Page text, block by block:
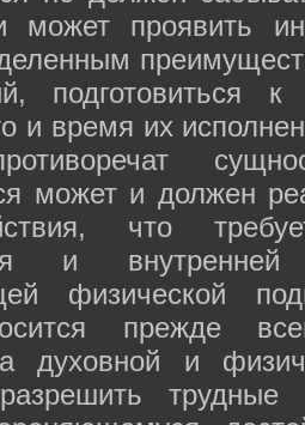
может проявить
подготовиться
и время их
может и должен
что
и
физической
прежде
духовной и